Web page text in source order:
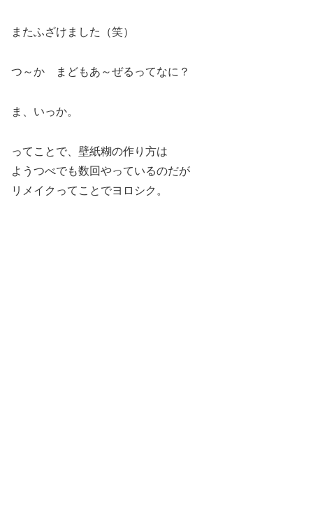
またふざけました（笑）
つ～か まどもあ～ぜるってなに？
ま、いっか。
ってことで、壁紙糊の作り方は
ようつべでも数回やっているのだが
リメイクってことでヨロシク。